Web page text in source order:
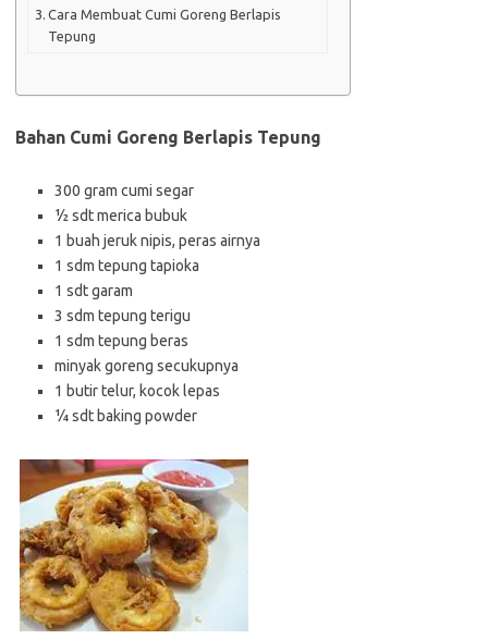
Cara Membuat Cumi Goreng Berlapis
Tepung
Bahan Cumi Goreng Berlapis Tepung
300 gram cumi segar
½ sdt merica bubuk
1 buah jeruk nipis, peras airnya
1 sdm tepung tapioka
1 sdt garam
3 sdm tepung terigu
1 sdm tepung beras
minyak goreng secukupnya
1 butir telur, kocok lepas
¼ sdt baking powder